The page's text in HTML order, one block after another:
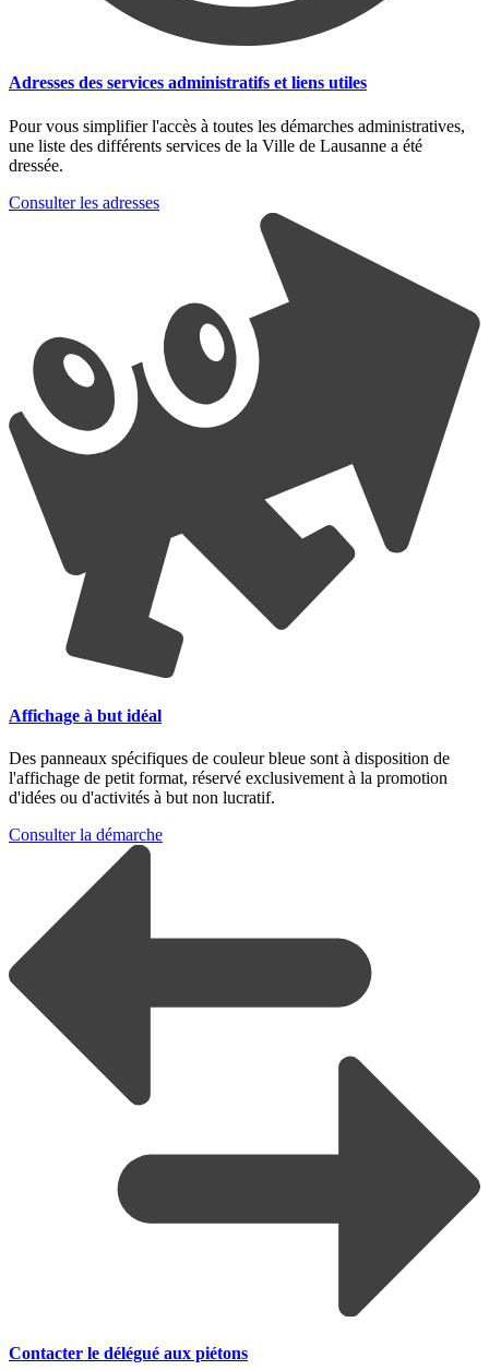
Adresses des services administratifs et liens utiles
Pour vous simplifier l'accès à toutes les démarches administratives,
une liste des différents services de la Ville de Lausanne a été
dressée.
Consulter les adresses
Affichage à but idéal
Des panneaux spécifiques de couleur bleue sont à disposition de
l'affichage de petit format, réservé exclusivement à la promotion
d'idées ou d'activités à but non lucratif.
Consulter la démarche
Contacter le délégué aux piétons